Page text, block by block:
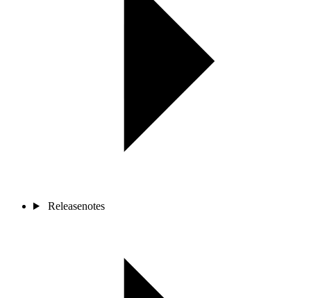
Releasenotes